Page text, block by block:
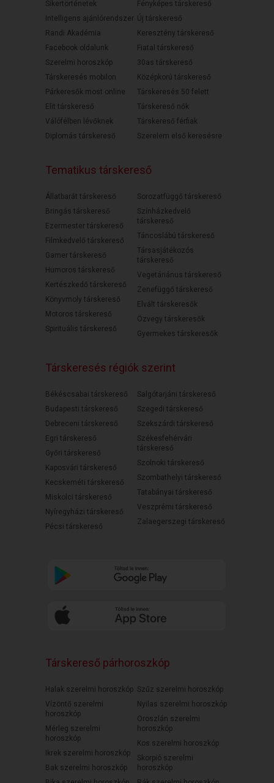
Sikertörténetek
Intelligens ajánlórendszer
Randi Akadémia
Facebook oldalunk
Szerelmi horoszkóp
Társkeresés mobilon
Párkeresők most online
Elit társkereső
Válófélben lévőknek
Diplomás társkereső
Fényképes társkereső
Új társkereső
Keresztény társkereső
Fiatal társkereső
30as társkereső
Középkorú társkereső
Társkeresés 50 felett
Társkereső nők
Társkereső férfiak
Szerelem első keresésre
Tematikus társkereső
Állatbarát társkereső
Bringás társkereső
Ezermester társkereső
Filmkedvelő társkereső
Gamer társkereső
Humoros társkereső
Kertészkedő társkereső
Könyvmoly társkereső
Motoros társkereső
Spirituális társkereső
Sorozatfüggő társkereső
Színházkedvelő
társkereső
Táncoslábú társkereső
Társasjátékozós
társkereső
Vegetáriánus társkereső
Zenefüggő társkereső
Elvált társkeresők
Özvegy társkeresők
Gyermekes társkeresők
Társkeresés régiók szerint
Békéscsabai társkereső
Budapesti társkereső
Debreceni társkereső
Egri társkereső
Győri társkereső
Kaposvári társkereső
Kecskeméti társkereső
Miskolci társkereső
Nyíregyházi társkereső
Pécsi társkereső
Salgótarjáni társkereső
Szegedi társkereső
Szekszárdi társkereső
Székesfehérvári
társkereső
Szolnoki társkereső
Szombathelyi társkereső
Tatabányai társkereső
Veszprémi társkereső
Zalaegerszegi társkereső
Társkereső párhoroszkóp
Halak szerelmi horoszkóp
Vízöntő szerelmi
horoszkóp
Mérleg szerelmi
horoszkóp
Ikrek szerelmi horoszkóp
Bak szerelmi horoszkóp
Szűz szerelmi horoszkóp
Nyilas szerelmi horoszkóp
Oroszlán szerelmi
horoszkóp
Kos szerelmi horoszkóp
Skorpió szerelmi
horoszkóp